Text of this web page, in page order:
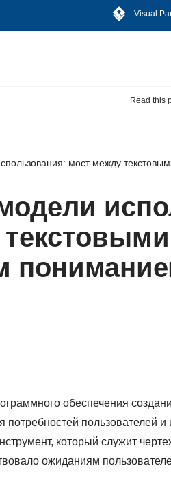
Visual
Read this
мост между
обеспечения
потребностей пользователей
который служит
ожиданиям